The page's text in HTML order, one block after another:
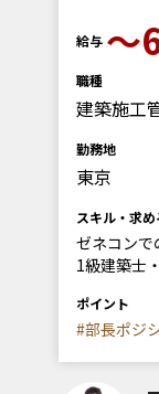
給与 〜
職種
建築施工
勤務地
東京
スキル・求
ゼネコン
1級建築士
ポイント
#部長ポジ